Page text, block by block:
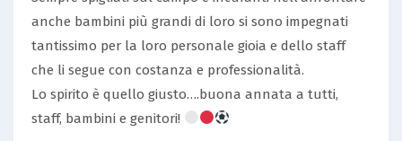
anche bambini più grandi di loro si sono impegnati
tantissimo per la loro personale gioia e dello staff
che li segue con costanza e professionalità.
Lo spirito è quello giusto….buona annata a tutti,
staff, bambini e genitori!